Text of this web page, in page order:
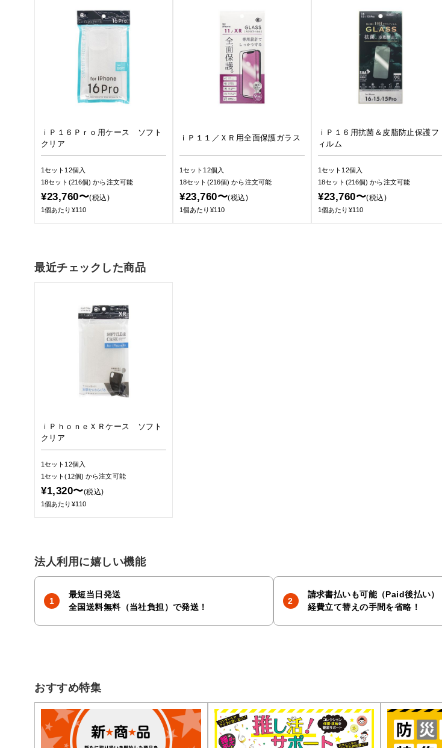
ｉＰ１６Ｐｒｏ用ケース ソフト
クリア
1セット12個入
18セット(216個)から注文可能
¥23,760〜(税込)
1個あたり¥110
ｉＰ１１／ＸＲ用全面保護ガラス
1セット12個入
18セット(216個)から注文可能
¥23,760〜(税込)
1個あたり¥110
ｉＰ１６用抗菌＆皮脂防止保護フ
ィルム
1セット12個入
18セット(216個)から注文可能
¥23,760〜(税込)
1個あたり¥110
最近チェックした商品
ｉＰｈｏｎｅＸＲケース ソフト
クリア
1セット12個入
1セット(12個)から注文可能
¥1,320〜(税込)
1個あたり¥110
法人利用に嬉しい機能
最短当日発送
全国送料無料（当社負担）で発送！
請求書払いも可能（Paid後払い）
経費立て替えの手間を省略！
おすすめ特集